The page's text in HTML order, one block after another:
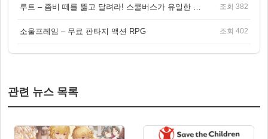
조회 382
소울프레임 – 무료 판타지 액션 RPG 조회 402
관련 뉴스 목록